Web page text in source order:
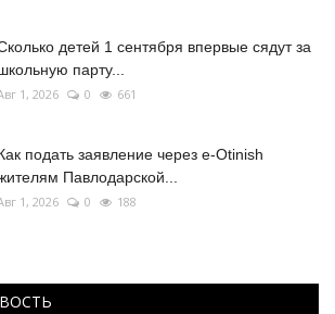
детей 1 сентября впервые сядут за
парту...
1, 2026 0 661
подать заявление через e-Otinish
Павлодарской...
1, 2026 0 188